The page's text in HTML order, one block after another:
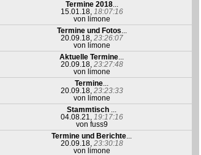
Termine 2018...
15.01.18,
18:07:16
von limone
Termine und Fotos
20.09.18, 23:26:07
von limone
Aktuelle Termine
20.09.18, 23:27:48
von limone
Termine
20.09.18, 23:23:33
von limone
Stammtisch
04.08.21,
19:17:16
von fuss9
Termine und Berichte
20.09.18, 23:30:18
von limone